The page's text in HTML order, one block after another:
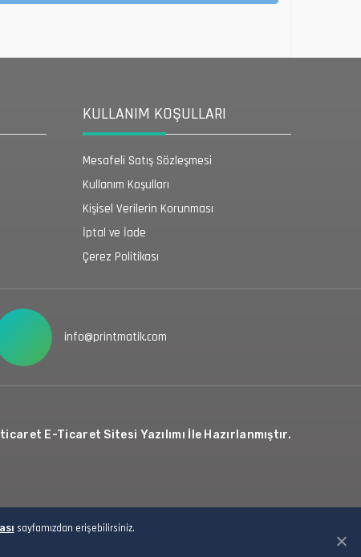
sayfamızdan erişebilirsiniz.
KULLANIM KOŞULLARI
Mesafeli Satış Sözleşmesi
Kullanım Koşulları
Kişisel Verilerin Korunması
İptal ve İade
Çerez Politikası
info@printmatik.com
E-Ticaret Sitesi Yazılımı İle Hazırlanmıştır.